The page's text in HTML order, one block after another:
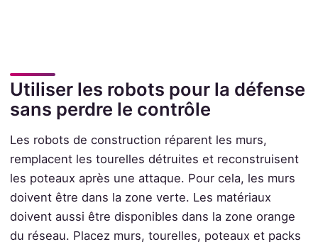
Utiliser les robots pour la défense
sans perdre le contrôle
Les robots de construction réparent les murs,
remplacent les tourelles détruites et reconstruisent
les poteaux après une attaque. Pour cela, les murs
doivent être dans la zone verte. Les matériaux
doivent aussi être disponibles dans la zone orange
du réseau. Placez murs, tourelles, poteaux et packs